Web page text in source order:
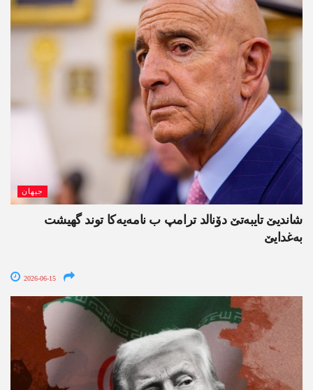
جیھان
شاندیێ تایبەتێ دۆنالد ترامپ ب نامەیەکا توند گھیشت
بەغدایێ
2026-06-15